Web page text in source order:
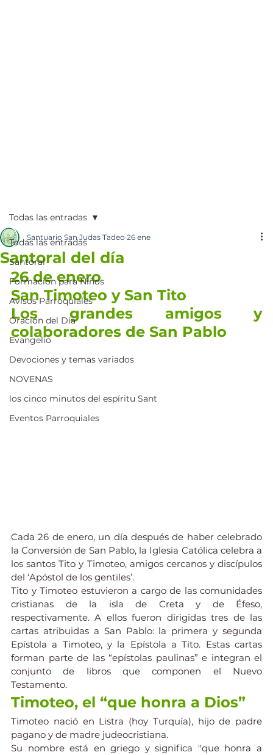
Todas las entradas
Santoral
Formación para Niños
Avisos Parroquiales
Oración del Día
Evangelio
Devociones y temas variados
NOVENAS
los cinco minutos del espíritu Sant
Eventos Parroquiales
Todas las entradas
Santoral del día
Santuario San Judas Tadeo 26 ene
26 de enero
San Timoteo y San Tito
Los grandes amigos y
colaboradores de San Pablo
Cada 26 de enero, un día después de haber celebrado
la Conversión de San Pablo, la Iglesia Católica celebra a
los santos Tito y Timoteo, amigos cercanos y discípulos
del ‘Apóstol de los gentiles’.
Tito y Timoteo estuvieron a cargo de las comunidades
cristianas de la isla de Creta y de Éfeso,
respectivamente. A ellos fueron dirigidas tres de las
cartas atribuidas a San Pablo: la primera y segunda
Epístola a Timoteo, y la Epístola a Tito. Estas cartas
forman parte de las “epístolas paulinas” e integran el
conjunto de libros que componen el Nuevo
Testamento.
Timoteo, el “que honra a Dios”
Timoteo nació en Listra (hoy Turquía), hijo de padre
pagano y de madre judeocristiana.
Su nombre está en griego y significa "que honra a